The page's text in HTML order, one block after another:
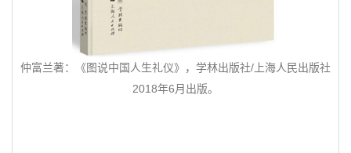
仲富兰著：《图说中国人生礼仪》，学林出版社/上海人民出版社
2018年6月出版。